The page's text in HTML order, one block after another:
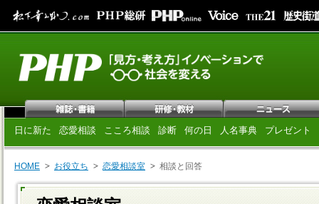
日に新た 恋愛相談 こころ相談 診断 何の日 人名事典 プレゼント
HOME お役立ち 恋愛相談室 相談と回答